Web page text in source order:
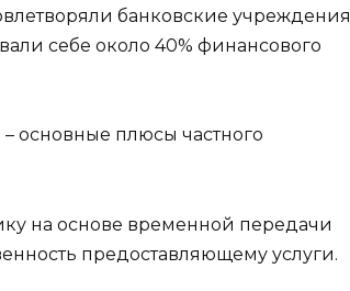
банковские учреждения
себе около 40% финансового
основные плюсы частного
на основе временной передачи
предоставляющему услуги.